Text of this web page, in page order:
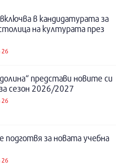
в кандидатурата за
на културата през
26
представи новите си
сезон 2026/2027
26
подготвя за новата учебна
26